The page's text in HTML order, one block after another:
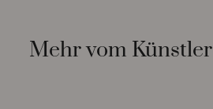
Mehr vom Künstler